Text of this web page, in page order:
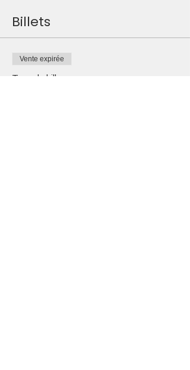
Billets
Vente expirée
Type de billet